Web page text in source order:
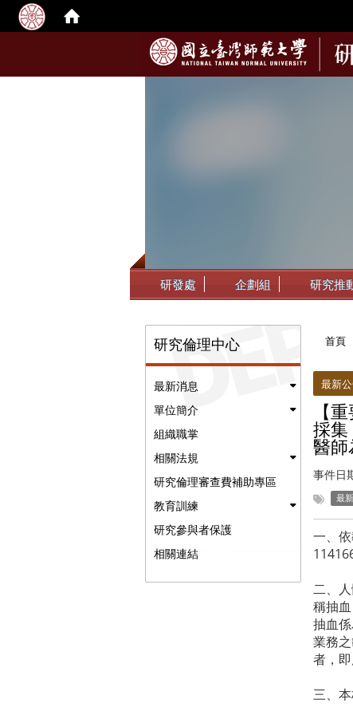
::: 研發處 企劃組 研究推
研究倫理中心
最新消息
單位簡介
組織職掌
相關法規
研究倫理審查費補助專區
教育訓練
研究參與者保護
相關連結
首頁
最新
【
採集
醫師
事件日
最
一、
二、
稱抽
抽血
業務
者，
三、